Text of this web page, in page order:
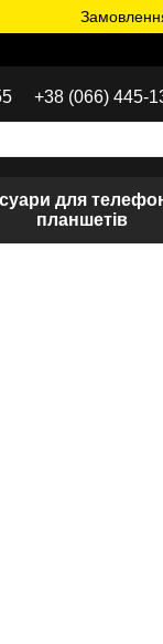
+38 (066) 445-
для
планшетів